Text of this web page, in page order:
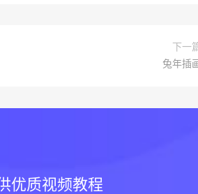
下一
兔年插
优质视频教程